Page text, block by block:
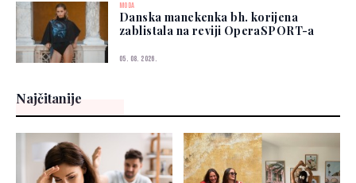
MODA
Danska manekenka bh. korijena
zablistala na reviji OperaSPORT-a
05. 08. 2026.
Najčitanije